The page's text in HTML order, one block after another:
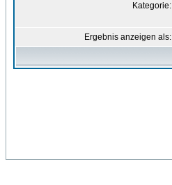
Kategorie:
Ergebnis anzeigen als: